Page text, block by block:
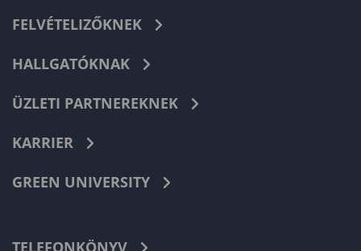
FELVÉTELIZŐKNEK
HALLGATÓKNAK
ÜZLETI PARTNEREKNEK
KARRIER
GREEN UNIVERSITY
TELEFONKÖNYV